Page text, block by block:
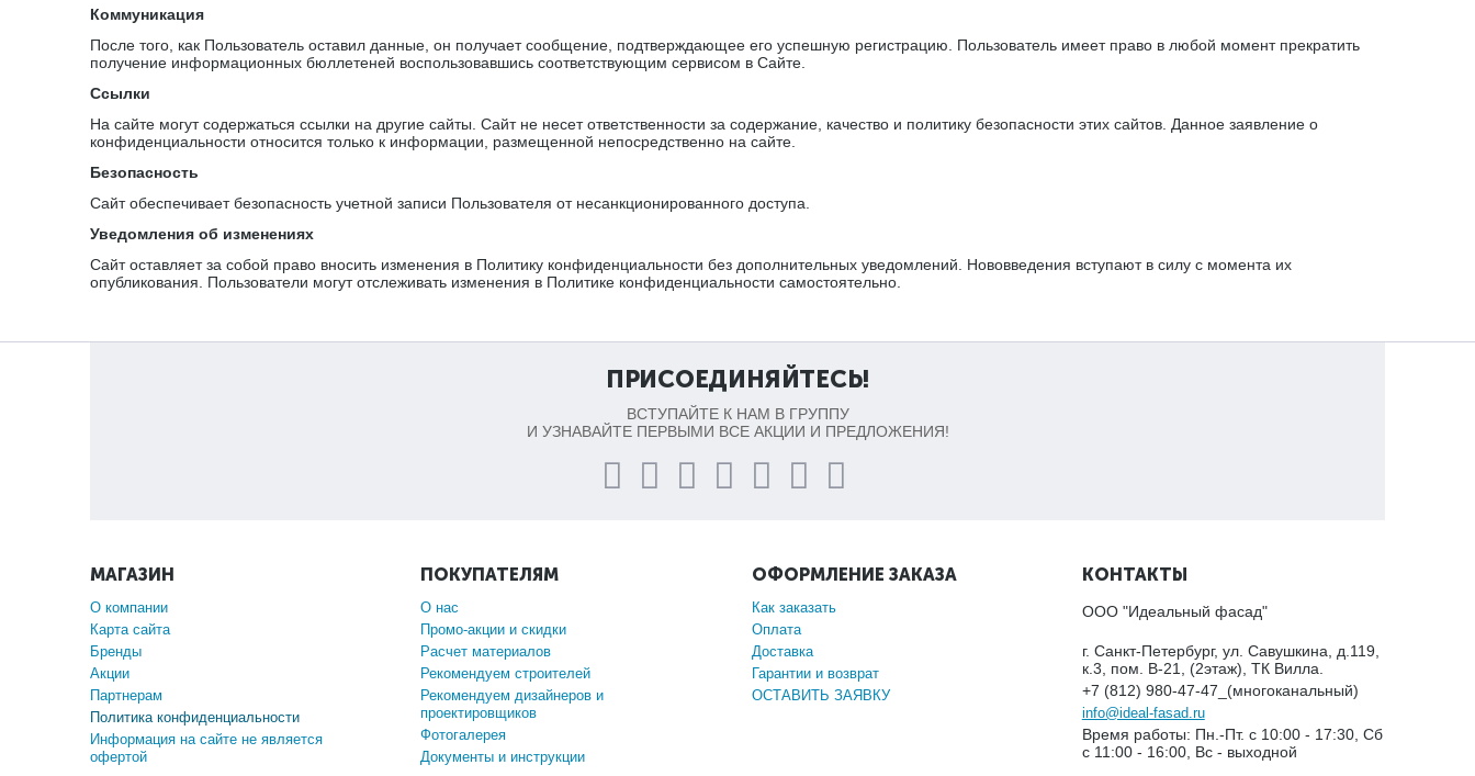
Коммуникация
После того, как Пользователь оставил данные, он получает сообщение, подтверждающее его успешную регистрацию. Пользователь имеет право в любой момент прекратить
получение информационных бюллетеней воспользовавшись соответствующим сервисом в Сайте.
Ссылки
На сайте могут содержаться ссылки на другие сайты. Сайт не несет ответственности за содержание, качество и политику безопасности этих сайтов. Данное заявление о
конфиденциальности относится только к информации, размещенной непосредственно на сайте.
Безопасность
Сайт обеспечивает безопасность учетной записи Пользователя от несанкционированного доступа.
Уведомления об изменениях
Сайт оставляет за собой право вносить изменения в Политику конфиденциальности без дополнительных уведомлений. Нововведения вступают в силу с момента их
опубликования. Пользователи могут отслеживать изменения в Политике конфиденциальности самостоятельно.
ПРИСОЕДИНЯЙТЕСЬ!
ВСТУПАЙТЕ К НАМ В ГРУППУ
И УЗНАВАЙТЕ ПЕРВЫМИ ВСЕ АКЦИИ И ПРЕДЛОЖЕНИЯ!
МАГАЗИН
О компании
Карта сайта
Бренды
Акции
Партнерам
Политика конфиденциальности
Информация на сайте не является
офертой
ПОКУПАТЕЛЯМ
О нас
Промо-акции и скидки
Расчет материалов
Рекомендуем строителей
Рекомендуем дизайнеров и
проектировщиков
Фотогалерея
Документы и инструкции
ОФОРМЛЕНИЕ ЗАКАЗА
Как заказать
Оплата
Доставка
Гарантии и возврат
ОСТАВИТЬ ЗАЯВКУ
КОНТАКТЫ
ООО "Идеальный фасад"
г. Санкт-Петербург, ул. Савушкина, д.119,
к.3, пом. В-21, (2этаж), ТК Вилла.
+7 (812) 980-47-47_(многоканальный)
info@ideal-fasad.ru
Время работы: Пн.-Пт. с 10:00 - 17:30, Сб
с 11:00 - 16:00, Вс - выходной